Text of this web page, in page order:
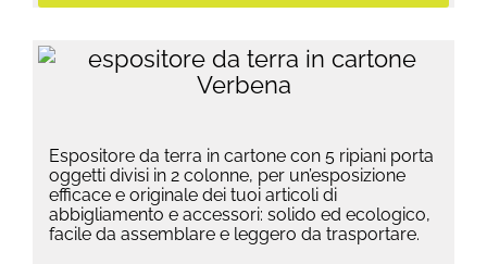
Espositore da terra in cartone con 5 ripiani porta
oggetti divisi in 2 colonne, per un’esposizione
efficace e originale dei tuoi articoli di
abbigliamento e accessori: solido ed ecologico,
facile da assemblare e leggero da trasportare.